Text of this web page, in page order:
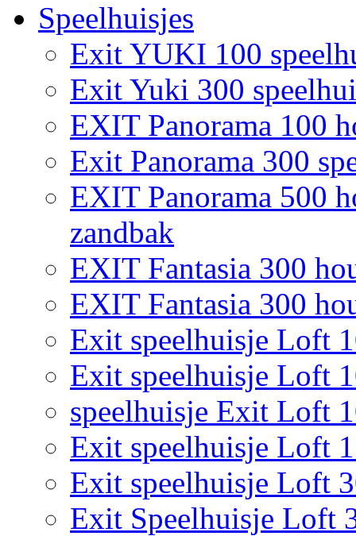
Speelhuisjes
Exit YUKI 100
Exit Yuki 300
EXIT Panorama 100
Exit Panorama 300
EXIT Panorama 500
zandbak
EXIT Fantasia 300
EXIT Fantasia 300
Exit speelhuisje Loft
Exit speelhuisje Loft
speelhuisje Exit Loft
Exit speelhuisje Loft
Exit speelhuisje Loft
Exit Speelhuisje Loft